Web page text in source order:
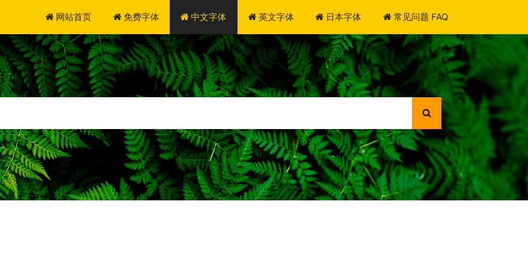
网站首页 免费字体 中文字体 英文字体 日本字体 常见问题 FAQ